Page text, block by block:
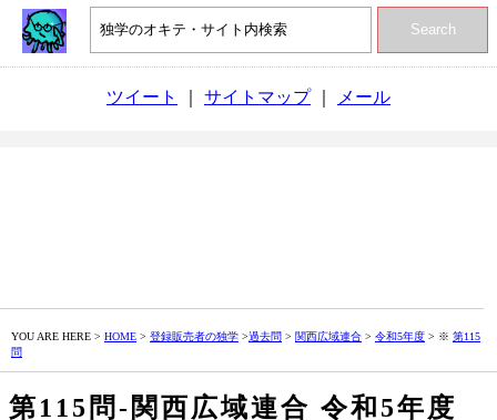
Search
ツイート サイトマップ｜ メール
YOU ARE HERE > HOME > 登録販売者の独学 >過去問 > 関西広域連合 > 令和5年度 > ※ 第115
問
第115問‐関西広域連合 令和5年度